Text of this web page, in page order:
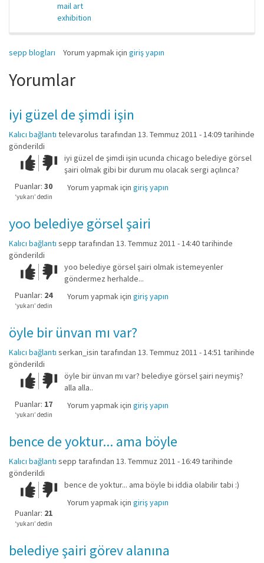
mail art
exhibition
sepp blogları Yorum yapmak için giriş yapın
Yorumlar
iyi güzel de şimdi işin
Kalıcı bağlantı televarolus tarafından 13. Temmuz 2011 - 14:09 tarihinde
gönderildi
Çok iyi!O
kadar
iyi
değil!
Puanlar: 30
‘yukarı’ dedin
iyi güzel de şimdi işin ucunda chicago belediye görsel
şairi olmak gibi bir durum mu olacak sergi açılınca?
Yorum yapmak için giriş yapın
yoo belediye görsel şairi
Kalıcı bağlantı sepp tarafından 13. Temmuz 2011 - 14:40 tarihinde
gönderildi
Çok iyi!O
kadar
iyi
değil!
Puanlar: 24
‘yukarı’ dedin
yoo belediye görsel şairi olmak istemeyenler
göndermez herhalde...
Yorum yapmak için giriş yapın
öyle bir ünvan mı var?
Kalıcı bağlantı serkan_isin tarafından 13. Temmuz 2011 - 14:51 tarihinde
gönderildi
Çok iyi!O
kadar
iyi
değil!
Puanlar: 17
‘yukarı’ dedin
öyle bir ünvan mı var? belediye görsel şairi neymiş?
alla alla..
Yorum yapmak için giriş yapın
bence de yoktur... ama böyle
Kalıcı bağlantı sepp tarafından 13. Temmuz 2011 - 16:49 tarihinde
gönderildi
Çok iyi!O
kadar
iyi
değil!
Puanlar: 21
‘yukarı’ dedin
bence de yoktur... ama böyle bi iddia olabilir tabi :)
Yorum yapmak için giriş yapın
belediye şairi görev alanına